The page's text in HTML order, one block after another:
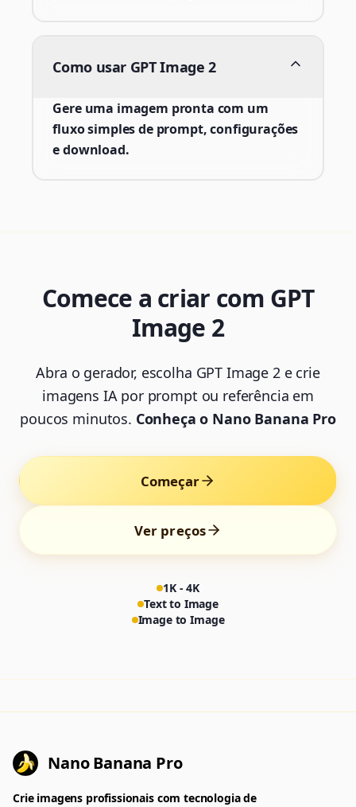
Como usar GPT Image 2
Gere uma imagem pronta com um
fluxo simples de prompt, configurações
e download.
Comece a criar com GPT
Image 2
Abra o gerador, escolha GPT Image 2 e crie
imagens IA por prompt ou referência em
poucos minutos. Conheça o Nano Banana Pro
Começar
Ver preços
1K - 4K
Text to Image
Image to Image
Nano Banana Pro
Crie imagens profissionais com tecnologia de